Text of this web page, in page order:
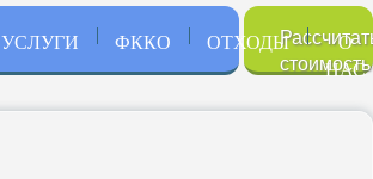
УСЛУГИ ФККО ОТХОДЫ
О
НАС
стоимость